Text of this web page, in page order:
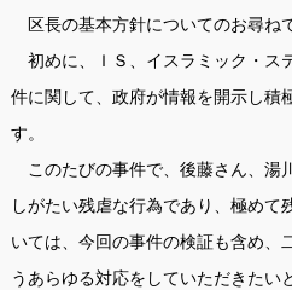
区長の基本方針についてのお尋ね
初めに、ＩＳ、イスラミック・ス
件に関して、政府が情報を開示し積
す。
このたびの事件で、後藤さん、湯
しがたい残虐な行為であり、極めて
いては、今回の事件の検証も含め、
うあらゆる対応をしていただきたい